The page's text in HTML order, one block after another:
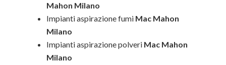
Mahon Milano
Impianti aspirazione fumi Mac Mahon
Milano
Impianti aspirazione polveri Mac Mahon
Milano